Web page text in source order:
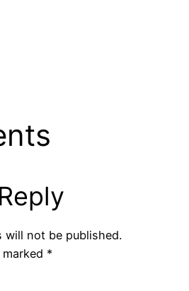
will not be published.
*